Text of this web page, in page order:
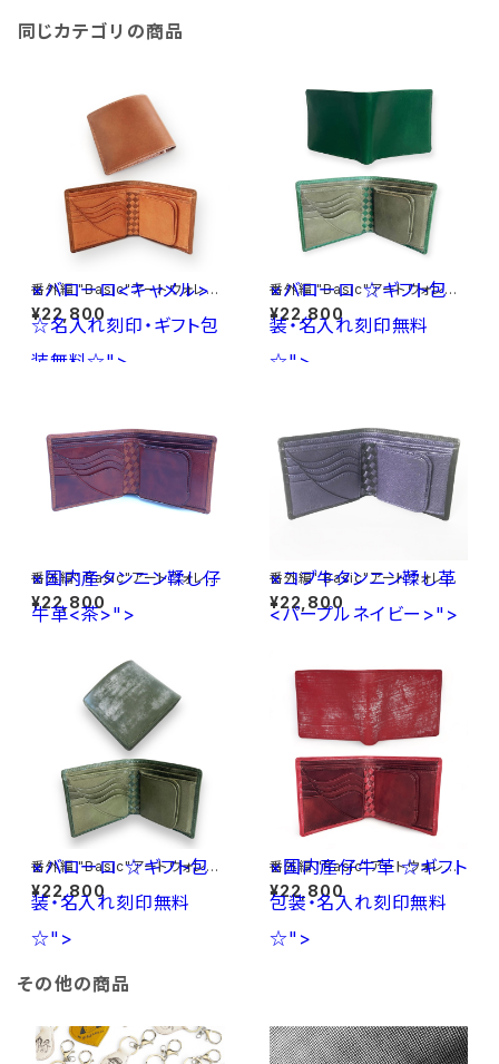
同じカテゴリの商品
×バローロ<キャメル>
☆名入れ刻印・ギフト包
装無料☆">
番外編 "Basic"アートウォレット
ブッテーロ<ベージュ>×バロー
ロ<キャメル> ☆名入れ刻印・ギ
フト包装無料☆
¥22,800
×バローロ☆ギフト包
装・名入れ刻印無料
☆">
番外編 "Basic"アートウォレット
ブッテーロ<GREEN>×バロー
ロ<Olive Green> ☆ギフト包
装・名入れ刻印無料☆
¥22,800
×国内産タンニン鞣し仔
牛革<茶>">
番外編" Basic"アートウォレット
イタリア産オイルヌメ<薄茶>×
国内産タンニン鞣し仔牛革<茶>
¥22,800
×コブ牛タンニン鞣し革
<パープルネイビー>">
番外編" Basic"アートウォレット
イタリア産オイルヌメ<黒>×コブ
牛タンニン鞣し革<パープルネイ
¥22,800
×バローロ☆ギフト包
装・名入れ刻印無料
☆">
番外編 "Basic"アートウォレット
ブライドルレザー<GREEN>×バ
ローロ<Olive Green> ☆ギフ
ト包装・名入れ刻印無料☆
¥22,800
×国内産仔牛革☆ギフト
包装・名入れ刻印無料
☆">
番外編 "Basic"アートウォレット
ブライドルレザー<RED>×国内
産仔牛革<RED> ☆ギフト包装・
名入れ刻印無料☆
¥22,800
その他の商品